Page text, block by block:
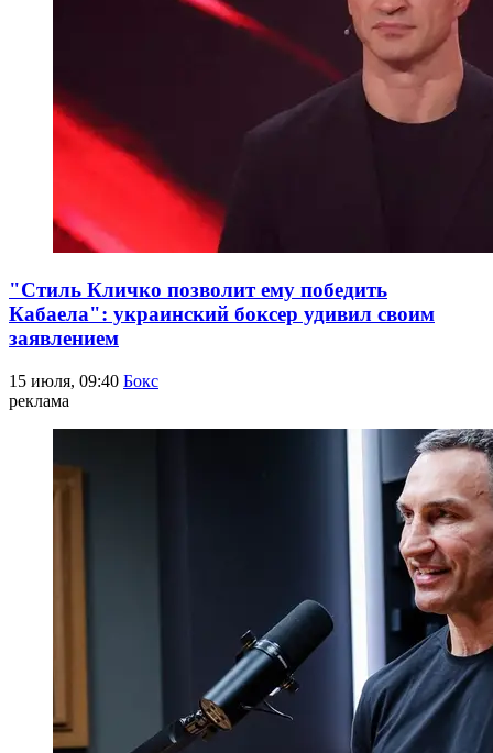
"Стиль Кличко позволит ему победить
Кабаела": украинский боксер удивил своим
заявлением
15 июля, 09:40 Бокс
реклама